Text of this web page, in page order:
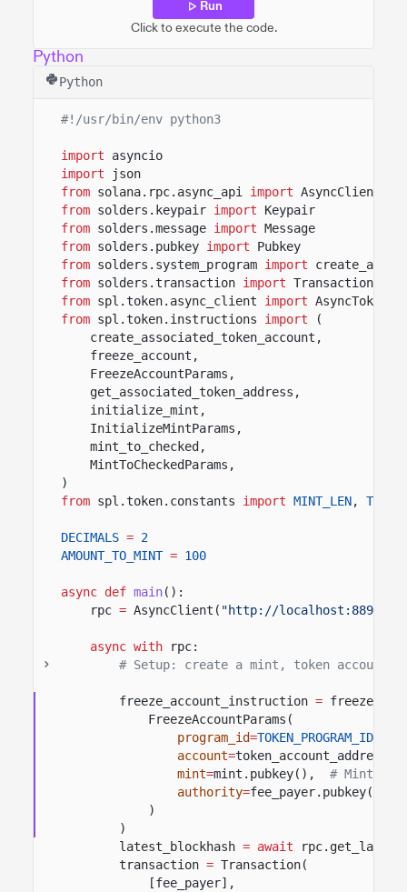
Run
Click to execute the code.
Python
Python
#!/usr/bin/env python3
import
asyncio
import
json
from solana.rpc.async_api import AsyncClient
from solders.keypair import
Keypair
from solders.message import Message
from solders.pubkey import
Pubkey
from solders.system_program import
from solders.transaction import Transaction
from spl.token.async_client import AsyncToken
from spl.token.instructions import
(
create_associated_token_account,
freeze_account,
FreezeAccountParams,
get_associated_token_address,
initialize_mint,
InitializeMintParams,
mint_to_checked,
MintToCheckedParams,
)
from spl.token.constants import MINT_LEN,
DECIMALS = 2
AMOUNT_TO_MINT = 100
async def main():
rpc = AsyncClient( "http://localhost:8899"
async with
rpc:
# Setup: create a mint, token
freeze_account_instruction =
FreezeAccountParams(
program_id=TOKEN_PROGRAM_ID
account=token_account_address,
mint=mint.pubkey(),
# Mint for
authority=fee_payer.pubkey(),
)
)
latest_blockhash = await
transaction = Transaction(
[fee_payer],